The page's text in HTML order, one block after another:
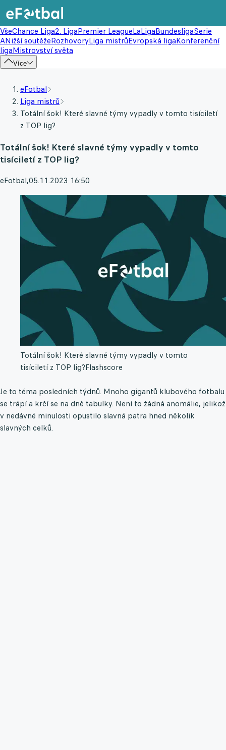
VšeChance Liga2. LigaPremier LeagueLaLigaBundesligaSerie
ANižší soutěžeRozhovoryLiga mistrůEvropská ligaKonferenční
ligaMistrovství světa
Více
eFotbal
Liga mistrů
Totální šok! Které slavné týmy vypadly v tomto tisíciletí
z TOP lig?
Totální šok! Které slavné týmy vypadly v tomto
tisíciletí z TOP lig?
eFotbal,05.11.2023 16:50
Totální šok! Které slavné týmy vypadly v tomto
tisíciletí z TOP lig?Flashscore
Je to téma posledních týdnů. Mnoho gigantů klubového fotbalu
se trápí a krčí se na dně tabulky. Není to žádná anomálie, jelikož
v nedávné minulosti opustilo slavná patra hned několik
slavných celků.